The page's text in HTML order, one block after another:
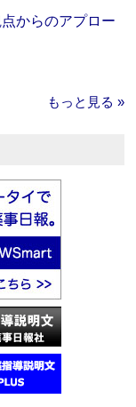
からのアプロー
もっと見る »